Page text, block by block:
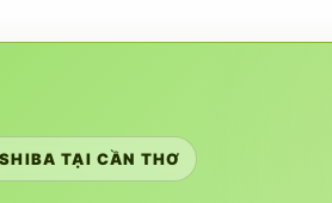
TẠI CẦN THƠ